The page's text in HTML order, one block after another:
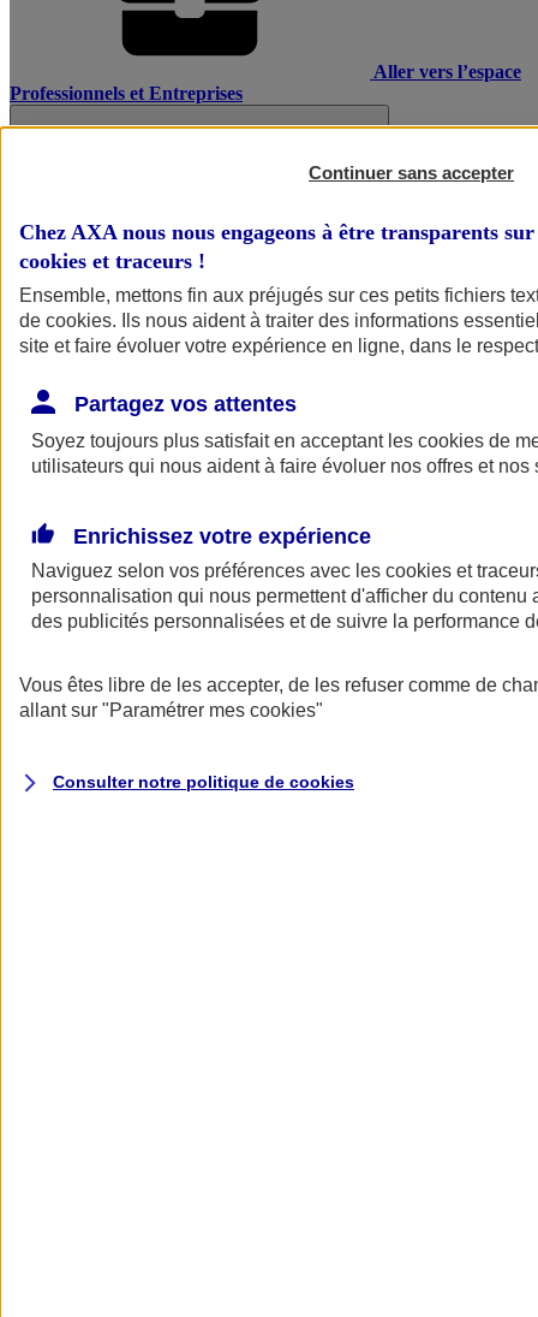
Aller vers l’espace
Professionnels et Entreprises
AXA Assurance
Continuer sans accepter
Chez AXA nous nous engageons à être transparents
cookies et traceurs !
Ensemble, mettons fin aux préjugés sur ces petits fichiers
de cookies. Ils nous aident à traiter des informations
site et faire évoluer votre expérience en ligne, dans le
Partagez vos attentes
Soyez toujours plus satisfait en acceptant les cookies de
utilisateurs qui nous aident à faire évoluer nos offres et nos
Enrichissez votre expérience
Naviguez selon vos préférences avec les cookies et
personnalisation qui nous permettent d'afficher du contenu
des publicités personnalisées et de suivre la performance
Vous êtes libre de les accepter, de les refuser comme de
allant sur "Paramétrer mes cookies"
Consulter notre politique de cookies